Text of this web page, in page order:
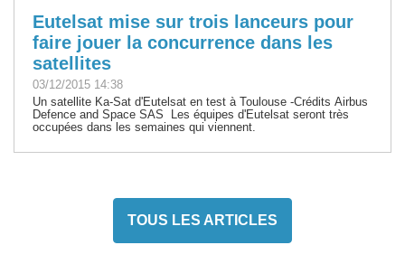
Eutelsat mise sur trois lanceurs pour
faire jouer la concurrence dans les
satellites
03/12/2015 14:38
Un satellite Ka-Sat d'Eutelsat en test à Toulouse -Crédits Airbus
Defence and Space SAS Les équipes d'Eutelsat seront très
occupées dans les semaines qui viennent.
TOUS LES ARTICLES